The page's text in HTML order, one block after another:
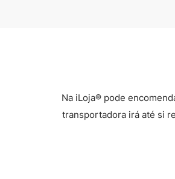
Na iLoja® pode
transportadora irá até si